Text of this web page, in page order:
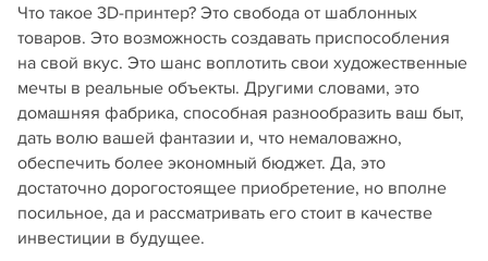
Что такое 3D-принтер? Это свобода от шаблонных
товаров. Это возможность создавать приспособления
на свой вкус. Это шанс воплотить свои художественные
мечты в реальные объекты. Другими словами, это
домашняя фабрика, способная разнообразить ваш быт,
дать волю вашей фантазии и, что немаловажно,
обеспечить более экономный бюджет. Да, это
достаточно дорогостоящее приобретение, но вполне
посильное, да и рассматривать его стоит в качестве
инвестиции в будущее.